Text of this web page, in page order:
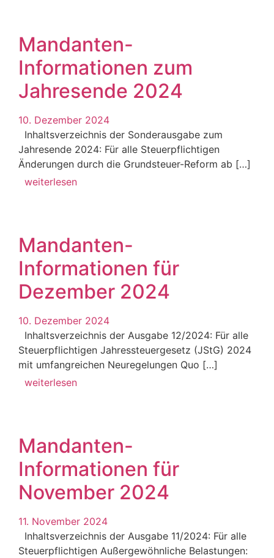
Mandanten-
Informationen zum
Jahresende 2024
10. Dezember 2024
Inhaltsverzeichnis der Sonderausgabe zum
Jahresende 2024: Für alle Steuerpflichtigen
Änderungen durch die Grundsteuer-Reform ab […]
weiterlesen
Mandanten-
Informationen für
Dezember 2024
10. Dezember 2024
Inhaltsverzeichnis der Ausgabe 12/2024: Für alle
Steuerpflichtigen Jahressteuergesetz (JStG) 2024
mit umfangreichen Neuregelungen Quo […]
weiterlesen
Mandanten-
Informationen für
November 2024
11. November 2024
Inhaltsverzeichnis der Ausgabe 11/2024: Für alle
Steuerpflichtigen Außergewöhnliche Belastungen: